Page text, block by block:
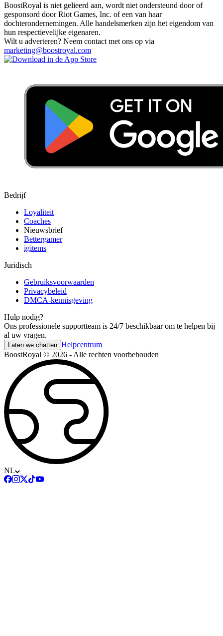
BoostRoyal is niet gelieerd aan, wordt niet ondersteund door of
gesponsord door Riot Games, Inc. of een van haar
dochterondernemingen. Alle handelsmerken zijn het eigendom van
hun respectievelijke eigenaren.
Wilt u adverteren? Neem contact met ons op via
marketing@boostroyal.com
Bedrijf
Loyaliteit
Coaches
Nieuwsbrief
Bettergamer
igitems
Juridisch
Gebruiksvoorwaarden
Privacybeleid
DMCA-kennisgeving
Hulp nodig?
Ons professionele supportteam is 24/7 beschikbaar om te helpen bij
al uw vragen.
Laten we chatten Helpcentrum
BoostRoyal © 2026 - Alle rechten voorbehouden
NL